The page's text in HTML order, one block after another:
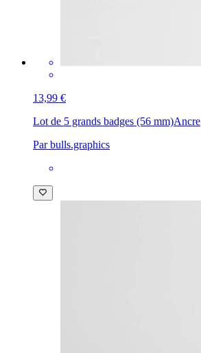
13,99 €
Lot de 5 grands badges (56 mm)Ancre
Par bulls.graphics